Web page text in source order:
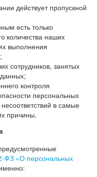
действует пропускной
есть только
количества наших
выполнения
сотрудников, занятых
контроля
персональных
в самые
причины.
ФЗ «О персональных